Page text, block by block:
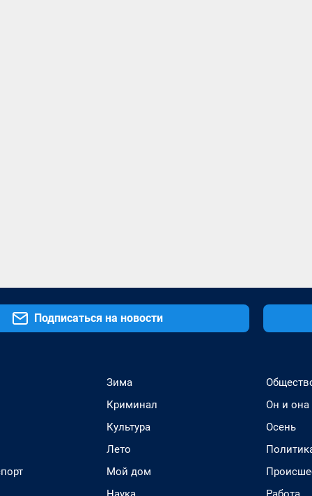
Подписаться на новости
Зима
Криминал
Культура
Лето
Мой дом
Он и она
Осень